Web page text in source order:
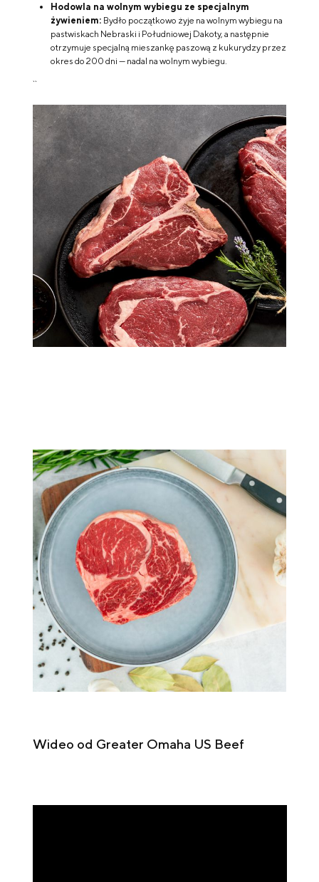
Hodowla na wolnym wybiegu ze specjalnym
żywieniem: Bydło początkowo żyje na wolnym wybiegu na
pastwiskach Nebraski i Południowej Dakoty, a następnie
otrzymuje specjalną mieszankę paszową z kukurydzy przez
okres do 200 dni — nadal na wolnym wybiegu.
``
Wideo od Greater Omaha US Beef